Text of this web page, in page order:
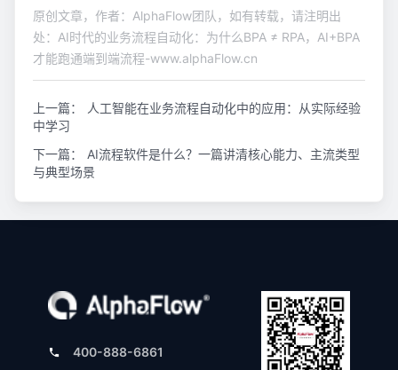
原创文章，作者：AlphaFlow团队，如有转载，请注明出
处：AI时代的业务流程自动化：为什么BPA ≠ RPA，AI+BPA
才能跑通端到端流程-www.alphaFlow.cn
上一篇：
人工智能在业务流程自动化中的应用：从实际经验
中学习
下一篇：
AI流程软件是什么？一篇讲清核心能力、主流类型
与典型场景
400-888-6861